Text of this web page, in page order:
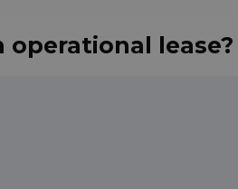
operational lease?